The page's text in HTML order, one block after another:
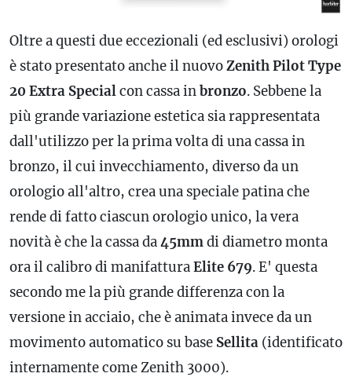
Oltre a questi due eccezionali (ed esclusivi) orologi
è stato presentato anche il nuovoZenith Pilot Type
20 Extra Specialcon cassa inbronzo. Sebbene la
più grande variazione estetica sia rappresentata
dall'utilizzo per la prima volta di una cassa in
bronzo, il cui invecchiamento, diverso da un
orologio all'altro, crea una speciale patina che
rende di fatto ciascun orologio unico, la vera
novità è che la cassa da45mmdi diametro monta
ora ilcalibrodi manifatturaElite 679. E' questa
secondo me la più grande differenza con la
versione in acciaio, che è animata invece da un
movimento automatico su base Sellita (identificato
internamente come Zenith 3000).